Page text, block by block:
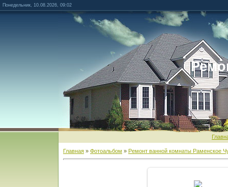
Понедельник, 10.08.2026, 09:02
Главная » Фотоальбом » Ремонт ванной комнаты Раменское